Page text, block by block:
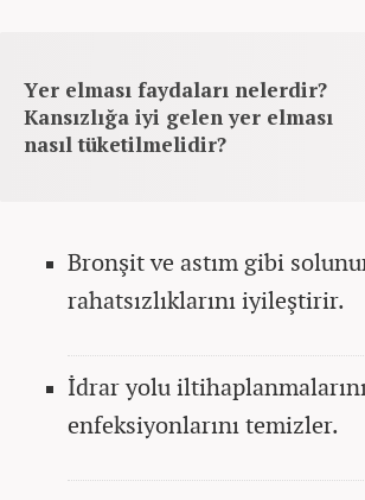
Yer elması faydaları nelerdir?
Kansızlığa iyi gelen yer elması
nasıl tüketilmelidir?
Bronşit ve astım gibi
rahatsızlıklarını iyileştirir.
İdrar yolu
enfeksiyonlarını temizler.